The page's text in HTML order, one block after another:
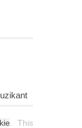
. This